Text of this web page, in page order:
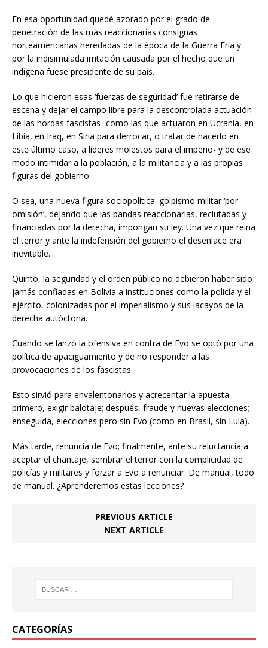
En esa oportunidad quedé azorado por el grado de
penetración de las más reaccionarias consignas
norteamericanas heredadas de la época de la Guerra Fría y
por la indisimulada irritación causada por el hecho que un
indígena fuese presidente de su país.
Lo que hicieron esas ‘fuerzas de seguridad’ fue retirarse de
escena y dejar el campo libre para la descontrolada actuación
de las hordas fascistas -como las que actuaron en Ucrania, en
Libia, en Iraq, en Siria para derrocar, o tratar de hacerlo en
este último caso, a líderes molestos para el imperio- y de ese
modo intimidar a la población, a la militancia y a las propias
figuras del gobierno.
O sea, una nueva figura sociopolítica: golpismo militar ‘por
omisión’, dejando que las bandas reaccionarias, reclutadas y
financiadas por la derecha, impongan su ley. Una vez que reina
el terror y ante la indefensión del gobierno el desenlace era
inevitable.
Quinto, la seguridad y el orden público no debieron haber sido
jamás confiadas en Bolivia a instituciones como la policía y el
ejército, colonizadas por el imperialismo y sus lacayos de la
derecha autóctona.
Cuando se lanzó la ofensiva en contra de Evo se optó por una
política de apaciguamiento y de no responder a las
provocaciones de los fascistas.
Esto sirvió para envalentonarlos y acrecentar la apuesta:
primero, exigir balotaje; después, fraude y nuevas elecciones;
enseguida, elecciones pero sin Evo (como en Brasil, sin Lula).
Más tarde, renuncia de Evo; finalmente, ante su reluctancia a
aceptar el chantaje, sembrar el terror con la complicidad de
policías y militares y forzar a Evo a renunciar. De manual, todo
de manual. ¿Aprenderemos estas lecciones?
PREVIOUS ARTICLE
NEXT ARTICLE
CATEGORÍAS